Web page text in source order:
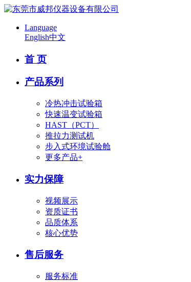
Language
English中文
首 页
产品系列
冷热冲击试验箱
快速温变试验箱
HAST（PCT）
推拉力测试机
步入式环境试验舱
更多产品+
实力保障
视频展示
资质证书
品质体系
核心优势
售后服务
服务标准